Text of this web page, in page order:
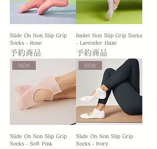
Slide On Non Slip Grip
Socks - Rose
予約商品
Ballet Non Slip Grip Socks
- Lavender Haze
予約商品
NEW
Slide On Non Slip Grip
Socks - Soft Pink
NEW
Slide On Non Slip Grip
Socks - Ivory